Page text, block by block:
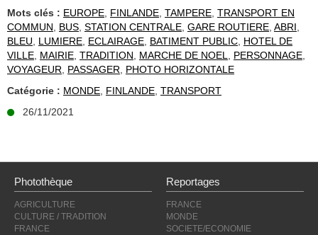
Mots clés : EUROPE, FINLANDE, TAMPERE, TRANSPORT EN
COMMUN, BUS, STATION CENTRALE, GARE ROUTIERE, ABRI,
BLEU, LUMIERE, ECLAIRAGE, BATIMENT PUBLIC, HOTEL DE
VILLE, MAIRIE, TRADITION, MARCHE DE NOEL, PERSONNAGE,
VOYAGEUR, PASSAGER, PHOTO HORIZONTALE
Catégorie : MONDE, FINLANDE, TRANSPORT
26/11/2021
Photothèque
AGRICULTURE
CULTURE / TRADITION
FRANCE
Reportages
FRANCE
MONDE
SOCIETE/ECONOMIE